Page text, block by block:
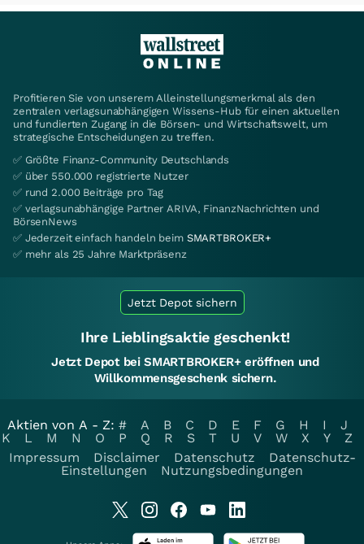
Profitieren Sie von unserem Alleinstellungsmerkmal als den
zentralen verlagsunabhängigen Wissens-Hub für einen aktuellen
und fundierten Zugang in die Börsen- und Wirtschaftswelt, um
strategische Entscheidungen zu treffen.
✅ Größte Finanz-Community Deutschlands
✅ über 550.000 registrierte Nutzer
✅ rund 2.000 Beiträge pro Tag
✅ verlagsunabhängige Partner ARIVA, FinanzNachrichten und
BörsenNews
✅ Jederzeit einfach handeln beim SMARTBROKER+
✅ mehr als 25 Jahre Marktpräsenz
Jetzt Depot sichern
Ihre Lieblingsaktie geschenkt!
Jetzt Depot bei SMARTBROKER+ eröffnen und
Willkommensgeschenk sichern.
Aktien von A - Z: # A B C D E F G H I
J
K
L M N O P Q R S T U V W X Y
Z
Impressum
Disclaimer Datenschutz
Datenschutz-
Einstellungen
Nutzungsbedingungen